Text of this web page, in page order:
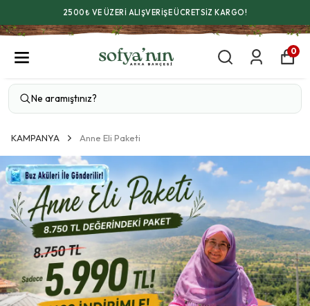
2500₺ VE ÜZERİ ALIŞVERİŞE ÜCRETSİZ KARGO!
0
KAMPANYA Anne Eli Paketi